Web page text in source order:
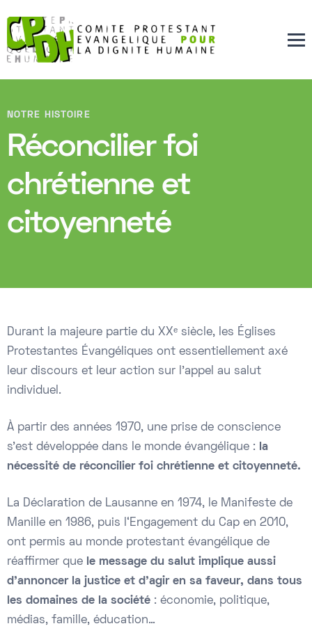
NOTRE HISTOIRE
Réconcilier foi
chrétienne et
citoyenneté
Durant la majeure partie du XXᵉ siècle, les Églises
Protestantes Évangéliques ont essentiellement axé
leur discours et leur action sur l’appel au salut
individuel.
À partir des années 1970, une prise de conscience
s’est développée dans le monde évangélique :
la
nécessité de réconcilier foi chrétienne et citoyenneté.
La Déclaration de Lausanne en 1974, le Manifeste de
Manille en 1986, puis l‘Engagement du Cap en 2010,
ont permis au monde protestant évangélique de
réaffirmer que le message du salut implique aussi
d’annoncer la justice et d’agir en sa faveur, dans tous
les domaines de la société : économie, politique,
médias, famille, éducation…